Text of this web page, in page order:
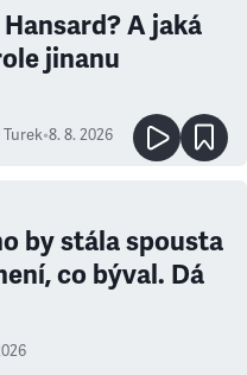
A jaká
jinanu
Turek•8. 8. 2026
by stála spousta
co býval. Dá